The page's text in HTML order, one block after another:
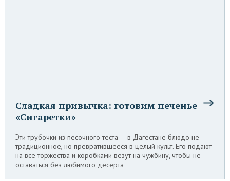
Сладкая привычка: готовим печенье
«Сигаретки»
Эти трубочки из песочного теста — в Дагестане блюдо не
традиционное, но превратившееся в целый культ. Его подают
на все торжества и коробками везут на чужбину, чтобы не
оставаться без любимого десерта